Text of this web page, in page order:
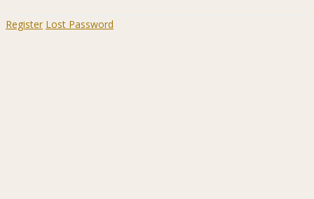
Register Lost Password